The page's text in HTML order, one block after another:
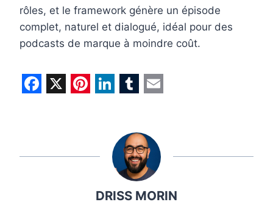
rôles, et le framework génère un épisode
complet, naturel et dialogué, idéal pour des
podcasts de marque à moindre coût.
e
t
k
d
m
b
l
r
a
i
l
DRISS MORIN